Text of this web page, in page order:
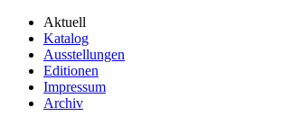
Aktuell
Katalog
Ausstellungen
Editionen
Impressum
Archiv